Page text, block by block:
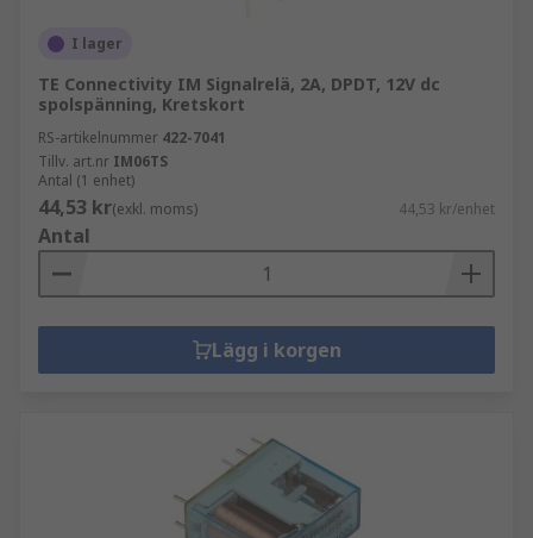
I lager
TE Connectivity IM Signalrelä, 2A, DPDT, 12V dc
spolspänning, Kretskort
RS-artikelnummer 422-7041
Tillv. art.nr IM06TS
Antal (1 enhet)
44,53 kr(exkl. moms) 44,53 kr/enhet
Antal
Lägg i korgen